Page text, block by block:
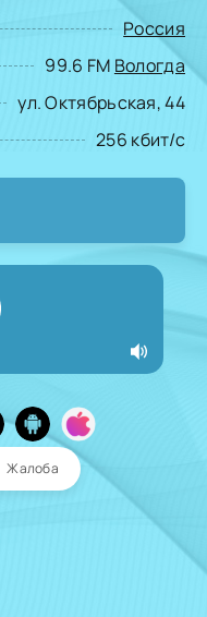
Россия
99.6 FM Вологда
ул. Октябрьская, 44
256 кбит/с
Жалоба